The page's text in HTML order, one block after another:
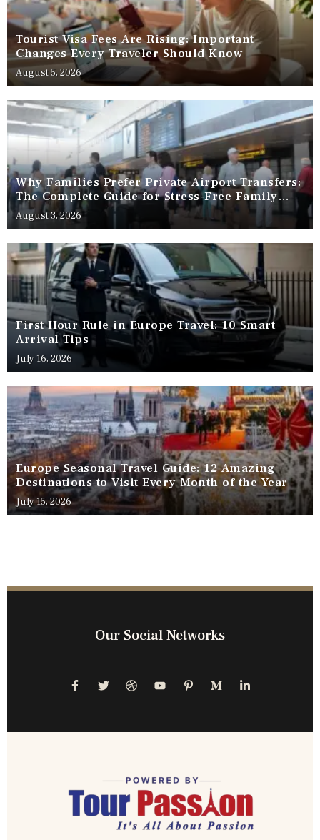
Tourist Visa Fees Are Rising: Important
Changes Every Traveler Should Know
August 5, 2026
Why Families Prefer Private Airport Transfers:
The Complete Guide for Stress-Free Family
Travel
August 3, 2026
First Hour Rule in Europe Travel: 10 Smart
Arrival Tips
July 16, 2026
Europe Seasonal Travel Guide: 12 Amazing
Destinations to Visit Every Month of the Year
July 15, 2026
Our Social Networks